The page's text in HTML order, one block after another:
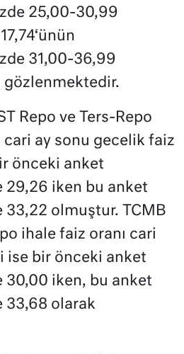
25,00-30,99
31,00-36,99
gözlenmektedir.
Repo ve Ters-Repo
cari ay sonu gecelik faiz
önceki anket
29,26 iken bu anket
33,22 olmuştur. TCMB
ihale faiz oranı cari
ise bir önceki anket
30,00 iken, bu anket
33,68 olarak